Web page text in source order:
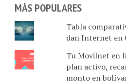
MÁS POPULARES
Tabla
dan Internet en
Tu Movilnet en
plan activo,
monto en